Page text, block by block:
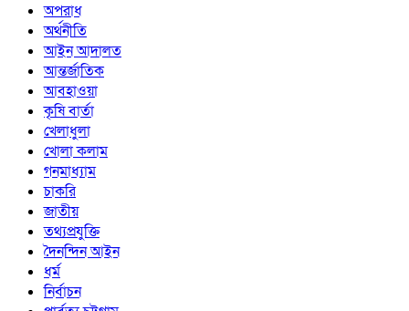
অপরাধ
অর্থনীতি
আইন আদালত
আন্তর্জাতিক
আবহাওয়া
কৃষি বার্তা
খেলাধুলা
খোলা কলাম
গনমাধ্যাম
চাকরি
জাতীয়
তথ্যপ্রযুক্তি
দৈনন্দিন আইন
ধর্ম
নির্বাচন